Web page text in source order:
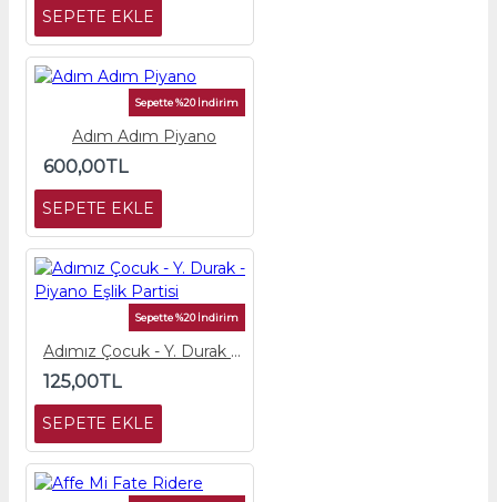
SEPETE EKLE
Sepette %20 İndirim
Adım Adım Piyano
600,00TL
SEPETE EKLE
Sepette %20 İndirim
Adımız Çocuk - Y. Durak - Piyano Eşlik Partisi
125,00TL
SEPETE EKLE